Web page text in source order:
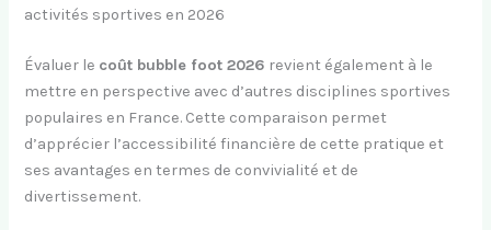
activités sportives en 2026
Évaluer le coût bubble foot 2026 revient également à le
mettre en perspective avec d’autres disciplines sportives
populaires en France. Cette comparaison permet
d’apprécier l’accessibilité financière de cette pratique et
ses avantages en termes de convivialité et de
divertissement.